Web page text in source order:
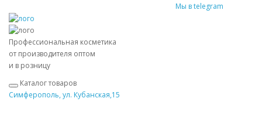
Мы в telegram
Профессиональная косметика
от производителя оптом
и в розницу
Каталог товаров
Симферополь, ул. Кубанская,15